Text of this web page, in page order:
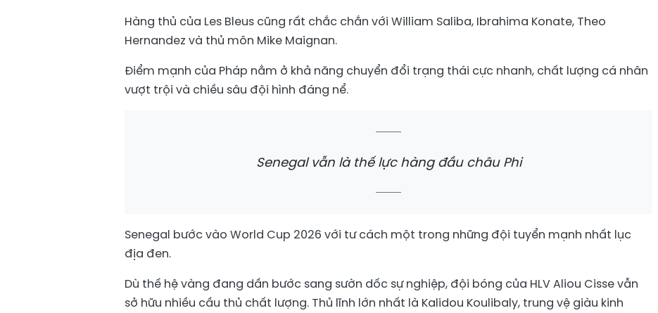
Hàng thủ của Les Bleus cũng rất chắc chắn với William Saliba, Ibrahima Konate, Theo
Hernandez và thủ môn Mike Maignan.
Điểm mạnh của Pháp nằm ở khả năng chuyển đổi trạng thái cực nhanh, chất lượng cá nhân
vượt trội và chiều sâu đội hình đáng nể.
Senegal vẫn là thế lực hàng đầu châu Phi
Senegal bước vào World Cup 2026 với tư cách một trong những đội tuyển mạnh nhất lục
địa đen.
Dù thế hệ vàng đang dần bước sang sườn dốc sự nghiệp, đội bóng của HLV Aliou Cisse vẫn
sở hữu nhiều cầu thủ chất lượng. Thủ lĩnh lớn nhất là Kalidou Koulibaly, trung vệ giàu kinh